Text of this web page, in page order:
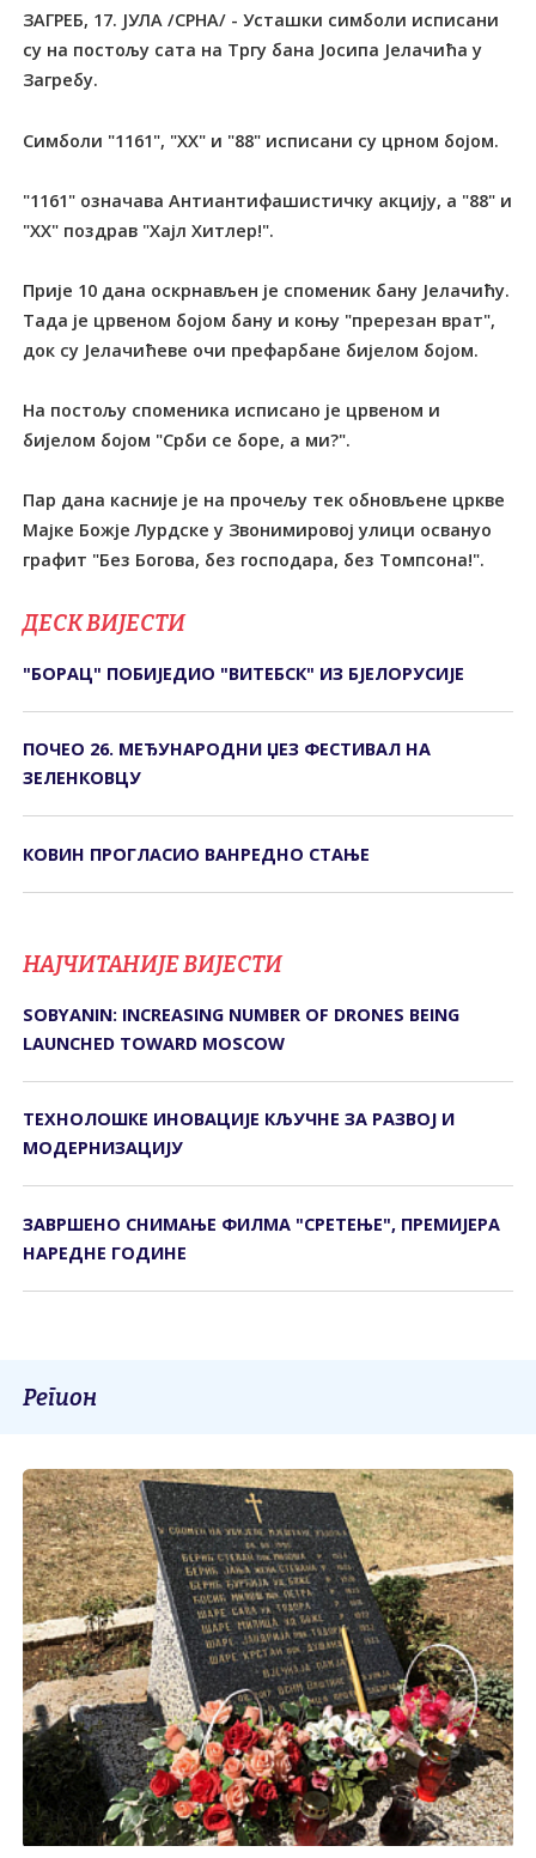
ЗАГРЕБ, 17. ЈУЛА /СРНА/ - Усташки симболи исписани
су на постољу сата на Тргу бана Јосипа Јелачића у
Загребу.
Симболи "1161", "ХХ" и "88" исписани су црном бојом.
"1161" означава Антиантифашистичку акцију, а "88" и
"ХХ" поздрав "Хајл Хитлер!".
Прије 10 дана оскрнављен је споменик бану Јелачићу.
Тада је црвеном бојом бану и коњу "пререзан врат",
док су Јелачићеве очи префарбане бијелом бојом.
На постољу споменика исписано је црвеном и
бијелом бојом "Срби се боре, а ми?".
Пар дана касније је на прочељу тек обновљене цркве
Мајке Божје Лурдске у Звонимировој улици освануо
графит "Без Богова, без господара, без Томпсона!".
ДЕСК ВИЈЕСТИ
"БОРАЦ" ПОБИЈЕДИО "ВИТЕБСК" ИЗ БЈЕЛОРУСИЈЕ
ПОЧЕО 26. МЕЂУНАРОДНИ ЏЕЗ ФЕСТИВАЛ НА
ЗЕЛЕНКОВЦУ
КОВИН ПРОГЛАСИО ВАНРЕДНО СТАЊЕ
НАЈЧИТАНИЈЕ ВИЈЕСТИ
SOBYANIN: INCREASING NUMBER OF DRONES BEING
LAUNCHED TOWARD MOSCOW
ТЕХНОЛОШКЕ ИНОВАЦИЈЕ КЉУЧНЕ ЗА РАЗВОЈ И
МОДЕРНИЗАЦИЈУ
ЗАВРШЕНО СНИМАЊЕ ФИЛМА "СРЕТЕЊЕ", ПРЕМИЈЕРА
НАРЕДНЕ ГОДИНЕ
Регион